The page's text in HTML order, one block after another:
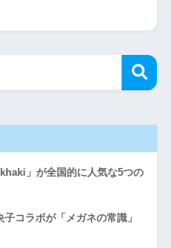
」が全国的に人気な5つの
コラボが「メガネの常識」